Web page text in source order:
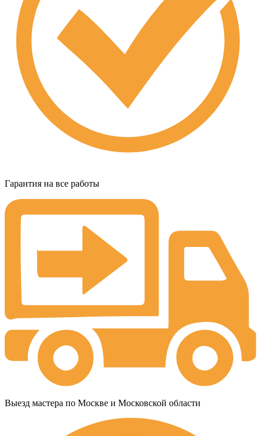
Гарантия на все работы
Выезд мастера по Москве и Московской области